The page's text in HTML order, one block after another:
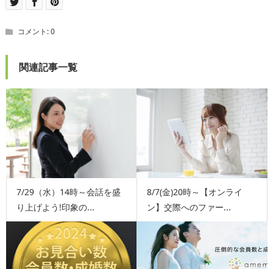
コメント:0
関連記事一覧
7/29（水）14時～会話を盛
り上げよう!印象の...
8/7(金)20時～【オンライ
ン】交際へのファー...